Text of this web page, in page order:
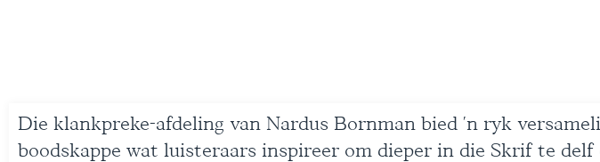
Die klankpreke-afdeling van Nardus Bornman bied ’n ryk
boodskappe wat luisteraars inspireer om dieper in die Skrif te delf